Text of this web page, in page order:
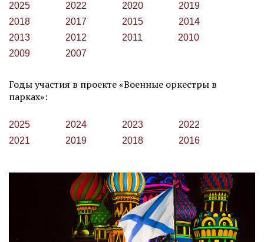
2025 2022 2020
2019
2018
2017 2015
2014
2013
2012 2011
2010
2009
2007
Годы участия в проекте «Военные оркестры в
парках»:
2025 2024 2023
2022
2021
2019 2018 2016